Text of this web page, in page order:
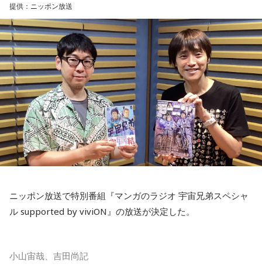
提供：ニッポン放送
ニッポン放送で特別番組『マンガのラジオ 宇宙兄弟スペシャ
ル supported by viviON』の放送が決定した。
小山宙哉、吉田尚記